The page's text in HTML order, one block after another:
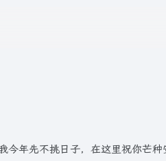
年先不挑日子，在这里祝你芒